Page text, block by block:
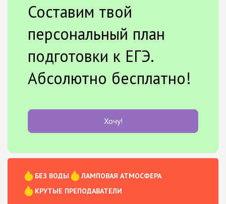
Составим твой
персональный план
подготовки к ЕГЭ.
Абсолютно бесплатно!
Хочу!
БЕЗ ВОДЫ
ЛАМПОВАЯ АТМОСФЕРА
КРУТЫЕ ПРЕПОДАВАТЕЛИ